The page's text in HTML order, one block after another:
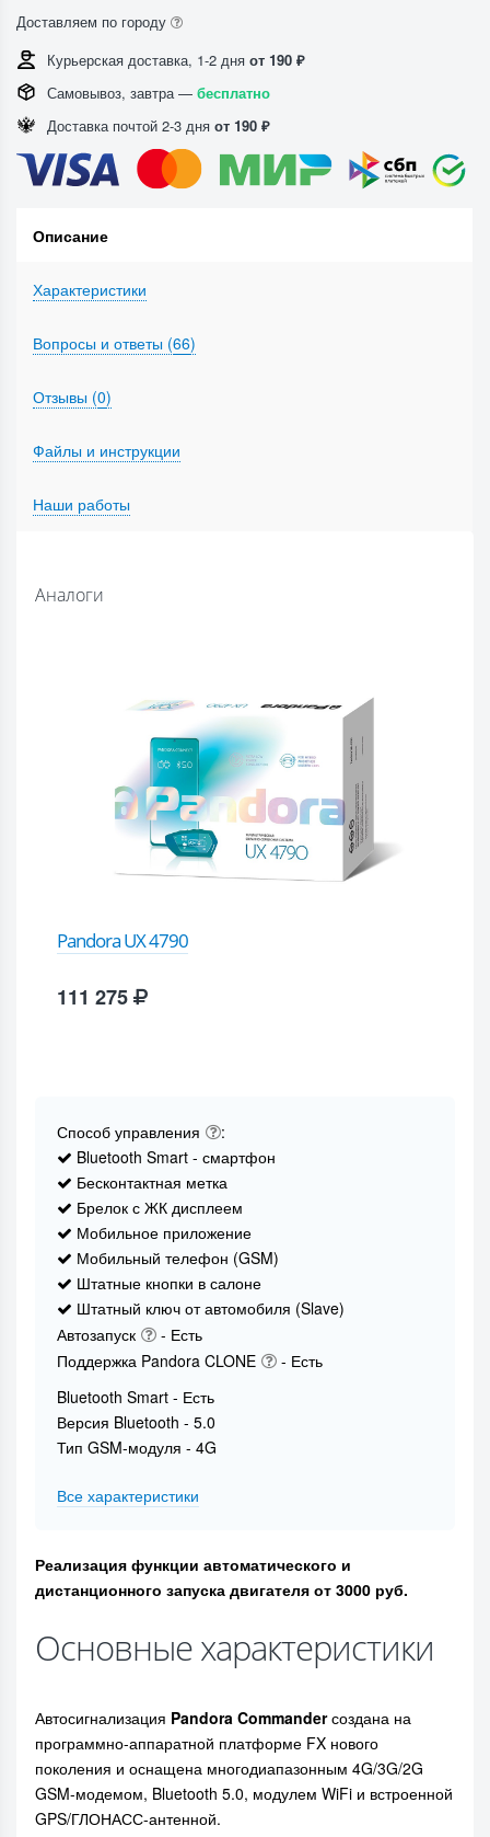
Доставляем по городу
Курьерская доставка, 1-2 дня от 190 ₽
Самовывоз, завтра — бесплатно
Доставка почтой 2-3 дня от 190 ₽
Описание
Характеристики
Вопросы и ответы (66)
Отзывы (0)
Файлы и инструкции
Наши работы
Аналоги
Pandora UX 4790
111 275
Способ управления
:
Bluetooth Smart - смартфон
Бесконтактная метка
Брелок с ЖК дисплеем
Мобильное приложение
Мобильный телефон (GSM)
Штатные кнопки в салоне
Штатный ключ от автомобиля (Slave)
Автозапуск
- Есть
Поддержка Pandora CLONE
- Есть
Bluetooth Smart - Есть
Версия Bluetooth - 5.0
Тип GSM-модуля - 4G
Все характеристики
Реализация функции автоматического и
дистанционного запуска двигателя от 3000 руб.
Основные характеристики
Автосигнализация Pandora Commanderсоздана на
программно-аппаратной платформе FX нового
поколения и оснащена многодиапазонным 4G/3G/2G
GSM-модемом, Bluetooth 5.0, модулем WiFi и встроенной
GPS/ГЛОНАСС-антенной.